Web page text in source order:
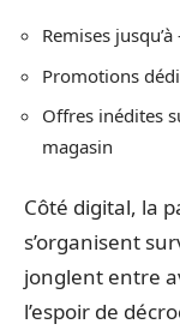
Remises
Promotions
Offres inédites
magasin
Côté digital, la
s’organisent
jonglent entre
l’espoir de